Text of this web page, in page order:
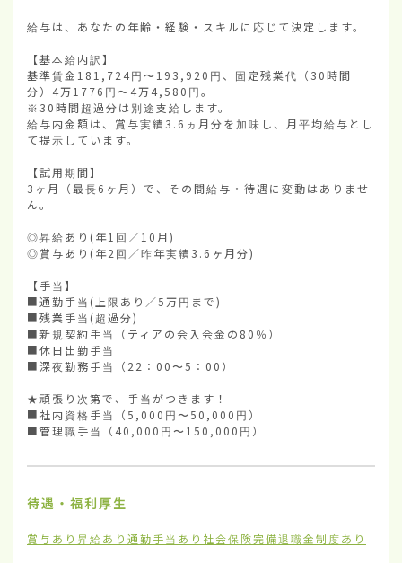
給与は、あなたの年齢・経験・スキルに応じて決定します。
【基本給内訳】
基準賃金181,724円〜193,920円、固定残業代（30時間
分）4万1776円〜4万4,580円。
※30時間超過分は別途支給します。
給与内金額は、賞与実績3.6ヵ月分を加味し、月平均給与とし
て提示しています。
【試用期間】
3ヶ月（最長6ヶ月）で、その間給与・待遇に変動はありませ
ん。
◎昇給あり(年1回／10月)
◎賞与あり(年2回／昨年実績3.6ヶ月分)
【手当】
■通勤手当(上限あり／5万円まで)
■残業手当(超過分)
■新規契約手当（ティアの会入会金の80％）
■休日出勤手当
■深夜勤務手当（22：00〜5：00）
★頑張り次第で、手当がつきます！
■社内資格手当（5,000円〜50,000円）
■管理職手当（40,000円〜150,000円）
待遇・福利厚生
賞与あり 昇給あり 通勤手当あり 社会保険完備退職金制度あり